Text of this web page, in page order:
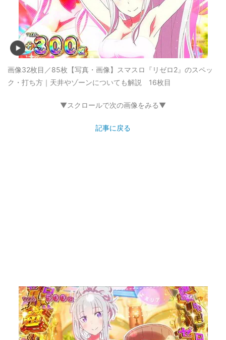
画像32枚目／85枚 【写真・画像】スマスロ『リゼロ2』のスペッ
ク・打ち方｜天井やゾーンについても解説 16枚目
▼スクロールで次の画像をみる▼
記事に戻る